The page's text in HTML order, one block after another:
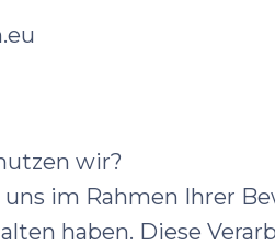
wir?
im Rahmen Ihrer
haben. Diese